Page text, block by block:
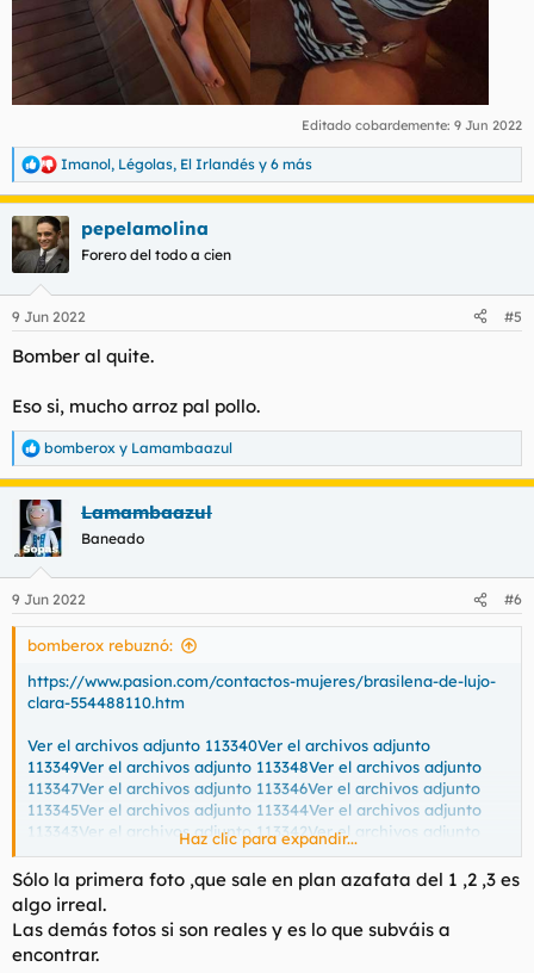
Editado cobardemente: 9 Jun 2022
R
e
a
c
c
i
e
:
Imanol, Légolas, El Irlandés y 6 más
pepelamolina
Forero del todo a cien
9 Jun 2022 #5
Bomber al quite.
Eso si, mucho arroz pal pollo.
R
e
a
c
c
i
e
s
bomberox y Lamambaazul
Lamambaazul
Baneado
9 Jun 2022 #6
bomberox rebuznó:
https://www.pasion.com/contactos-mujeres/brasilena-de-lujo-
clara-554488110.htm
Ver el archivos adjunto 113340Ver el archivos adjunto
113349Ver el archivos adjunto 113348Ver el archivos adjunto
113347Ver el archivos adjunto 113346Ver el archivos adjunto
113345Ver el archivos adjunto 113344Ver el archivos adjunto
113343Ver el archivos adjunto 113342Ver el archivos adjunto
113341
Haz clic para expandir...
Sólo la primera foto ,que sale en plan azafata del 1 ,2 ,3 es
algo irreal.
Las demás fotos si son reales y es lo que subváis a
encontrar.